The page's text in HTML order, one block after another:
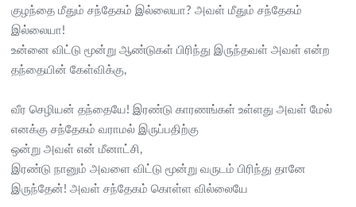
குழந்தை மீதும் சந்தேகம் இல்லையா? அவள் மீதும் சந்தேகம்
இல்லையா!
உன்னை விட்டு மூன்று ஆண்டுகள் பிரிந்து இருந்தவள் அவள் என்ற
தந்தையின் கேள்விக்கு,
வீர செழியன் தந்தையே! இரண்டு காரணங்கள் உள்ளது அவள் மேல்
எனக்கு சந்தேகம் வராமல் இருப்பதிற்கு
ஒன்று அவள் என் மீனாட்சி,
இரண்டு நானும் அவளை விட்டு மூன்று வருடம் பிரிந்து தானே
இருந்தேன்! அவள் சந்தேகம் கொள்ள வில்லையே